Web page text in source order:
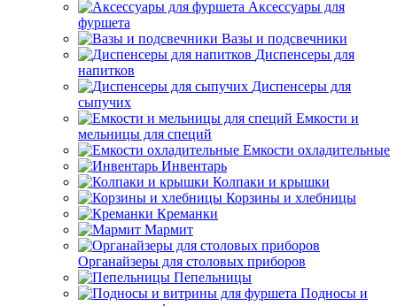
Аксессуары для
фуршета
Вазы и подсвечники
Диспенсеры для
напитков
Диспенсеры для
сыпучих
Емкости и
мельницы для специй
Емкости охладительные
Инвентарь
Колпаки и крышки
Корзины и хлебницы
Креманки
Мармит
Органайзеры для столовых приборов
Пепельницы
Подносы и